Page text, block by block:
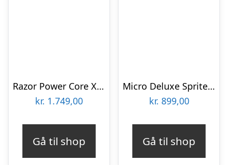
Razor Power Core XLR90 Løbehjul Grå – 16km/t – 13173835
kr. 1.749,00
Gå til shop
Micro Deluxe Sprite – Sort – SA0200
kr. 899,00
Gå til shop